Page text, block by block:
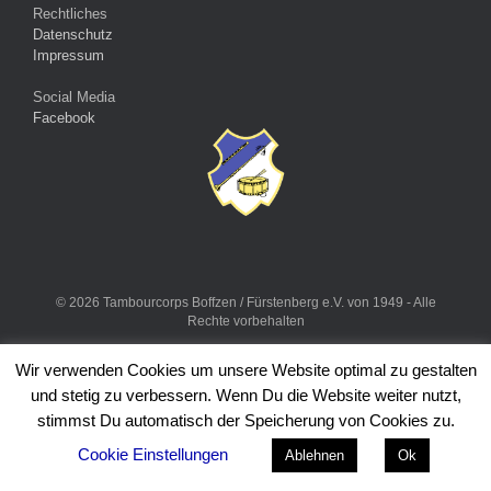
Rechtliches
Datenschutz
Impressum
Social Media
Facebook
© 2026 Tambourcorps Boffzen / Fürstenberg e.V. von 1949 - Alle
Rechte vorbehalten
Ein Theme vonSiteOrigin
Wir verwenden Cookies um unsere Website optimal zu gestalten
und stetig zu verbessern. Wenn Du die Website weiter nutzt,
stimmst Du automatisch der Speicherung von Cookies zu.
Cookie Einstellungen
Ablehnen Ok